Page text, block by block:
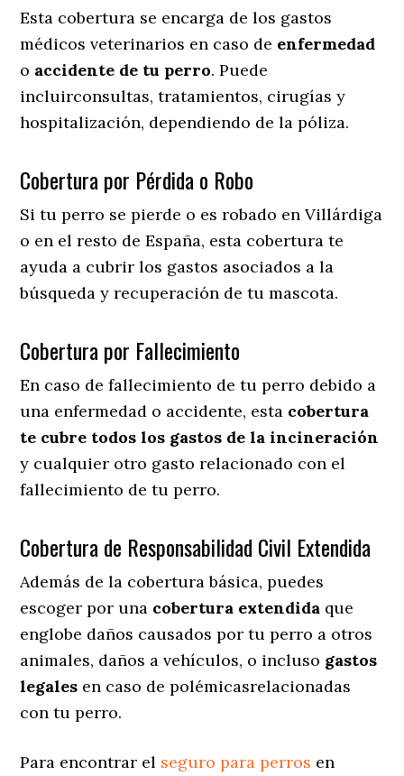
Esta cobertura se encarga de los gastos
médicos veterinarios en caso de enfermedad
o accidente de tu perro. Puede
incluirconsultas, tratamientos, cirugías y
hospitalización, dependiendo de la póliza.
Cobertura por Pérdida o Robo
Si tu perro se pierde o es robado en Villárdiga
o en el resto de España, esta cobertura te
ayuda a cubrir los gastos asociados a la
búsqueda y recuperación de tu mascota.
Cobertura por Fallecimiento
En caso de fallecimiento de tu perro debido a
una enfermedad o accidente, esta cobertura
te cubre todos los gastos de la incineración
y cualquier otro gasto relacionado con el
fallecimiento de tu perro.
Cobertura de Responsabilidad Civil Extendida
Además de la cobertura básica, puedes
escoger por una cobertura extendida que
englobe daños causados por tu perro a otros
animales, daños a vehículos, o incluso gastos
legales en caso de polémicasrelacionadas
con tu perro.
Para encontrar el seguro para perros en